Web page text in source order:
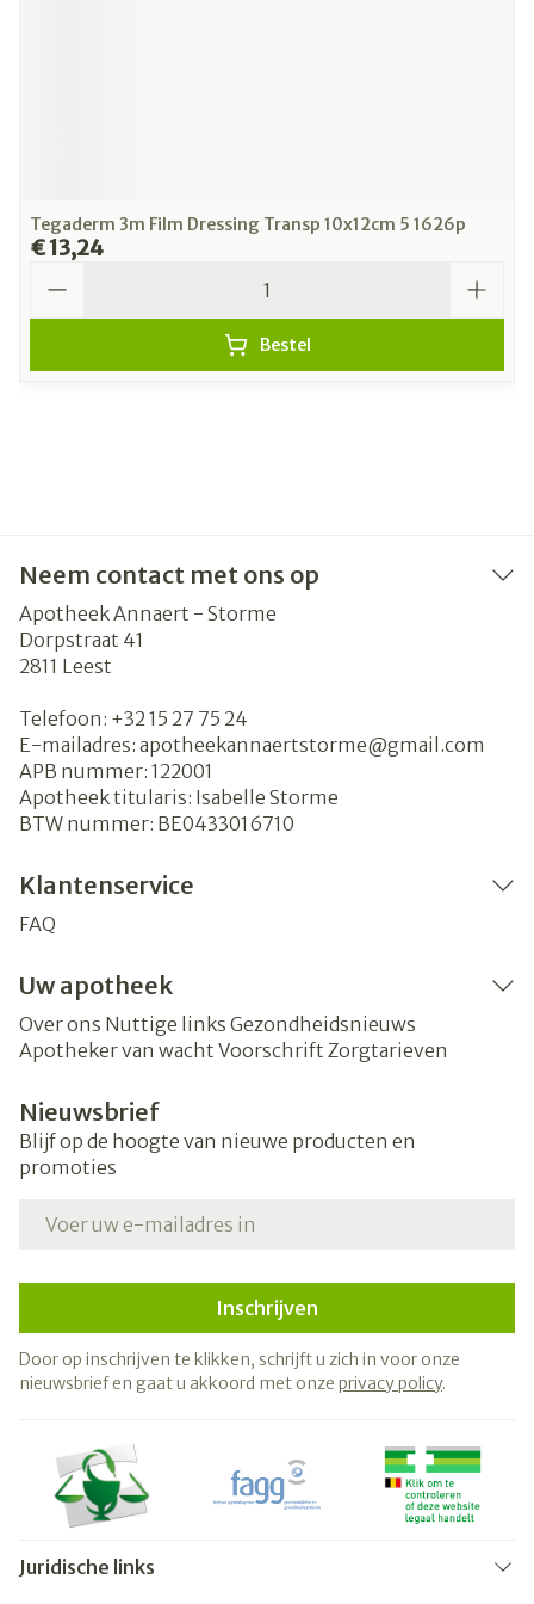
Tegaderm 3m Film Dressing Transp 10x12cm 5 1626p
€ 13,24
Bestel
Neem contact met ons op
Apotheek Annaert - Storme
Dorpstraat 41
2811 Leest
Telefoon: +32 15 27 75 24
E-mailadres: apotheekannaertstorme@gmail.com
APB nummer: 122001
Apotheek titularis: Isabelle Storme
BTW nummer: BE0433016710
Klantenservice
FAQ
Uw apotheek
Over ons Nuttige links Gezondheidsnieuws
Apotheker van wacht Voorschrift Zorgtarieven
Nieuwsbrief
Blijf op de hoogte van nieuwe producten en
promoties
Inschrijven
Door op inschrijven te klikken, schrijft u zich in voor onze
nieuwsbrief en gaat u akkoord met onze privacy policy.
Juridische links